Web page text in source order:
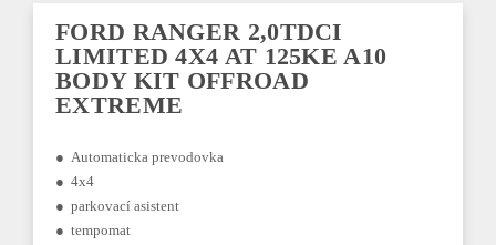
FORD RANGER 2,0TDCI
LIMITED 4X4 AT 125KE A10
BODY KIT OFFROAD
EXTREME
● Automaticka prevodovka
● 4x4
● parkovací asistent
● tempomat